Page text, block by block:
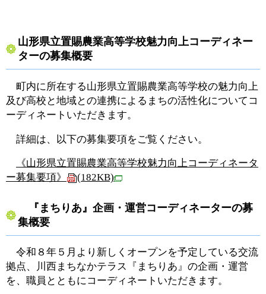
山形県立置賜農業高等学校魅力向上コーディネー
ターの募集概要
町内に所在する山形県立置賜農業高等学校の魅力向上
及び高校と地域との連携によるまちの活性化についてコ
ーディネートいただきます。
詳細は、以下の募集要項をご覧ください。
《山形県立置賜農業高等学校魅力向上コーディネータ
ー募集要項》
(182KB)
『まちりあ』企画・運営コーディネーターの募
集概要
令和８年５月より新しくオープンを予定している交流
拠点、川西まちなかテラス『まちりあ』の企画・運営
を、職員とともにコーディネートいただきます。